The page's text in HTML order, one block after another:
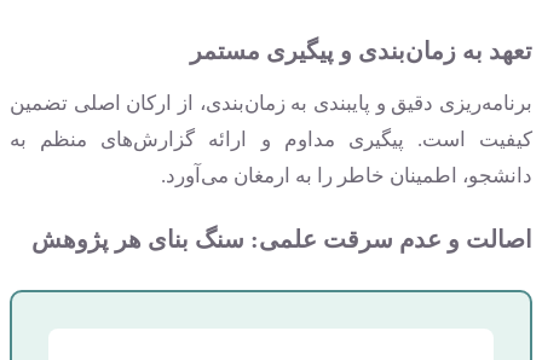
تعهد به زمان‌بندی و پیگیری مستمر
برنامه‌ریزی دقیق و پایبندی به زمان‌بندی، از ارکان اصلی تضمین
کیفیت است. پیگیری مداوم و ارائه گزارش‌های منظم به
دانشجو، اطمینان خاطر را به ارمغان می‌آورد.
اصالت و عدم سرقت علمی: سنگ بنای هر پژوهش